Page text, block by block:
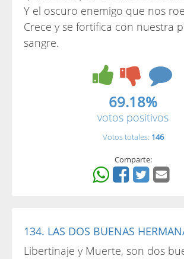
Y el oscuro enemigo que nos
Crece y se fortifica con nuestra
sangre.
69.18%
votos positivos
Votos totales: 146
Comparte:
134. LAS DOS BUENAS
Libertinaje y Muerte, son dos